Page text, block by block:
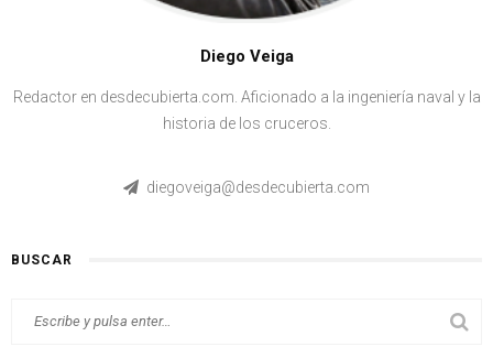
Diego Veiga
Redactor en desdecubierta.com. Aficionado a la ingeniería naval y la
historia de los cruceros.
diegoveiga@desdecubierta.com
BUSCAR